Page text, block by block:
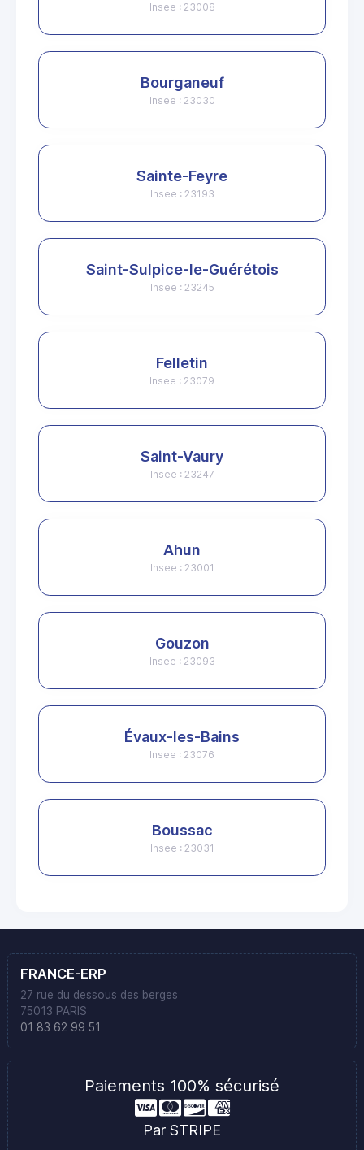
Insee : 23008
Bourganeuf
Insee : 23030
Sainte-Feyre
Insee : 23193
Saint-Sulpice-le-Guérétois
Insee : 23245
Felletin
Insee : 23079
Saint-Vaury
Insee : 23247
Ahun
Insee : 23001
Gouzon
Insee : 23093
Évaux-les-Bains
Insee : 23076
Boussac
Insee : 23031
FRANCE-ERP
27 rue du dessous des berges
75013 PARIS
01 83 62 99 51
Paiements 100% sécurisé
Par STRIPE